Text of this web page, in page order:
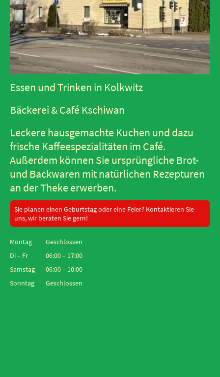
Essen und Trinken in Kolkwitz
Bäckerei & Café Kschiwan
Leckere hausgemachte Kuchen und dazu
frische Kaffeespezialitäten im Café.
Außerdem können Sie ursprüngliche Brot-
und Backwaren mit natürlichen Rezepturen
an der Theke erwerben.
Montag
Geschlossen
Di– Fr 06:00– 17:00
Samstag
06:00– 10:00
Sonntag
Geschlossen
Sie planen einen Geburtstag oder eine Feier? Kontaktieren Sie
uns, wir beraten Sie gern!